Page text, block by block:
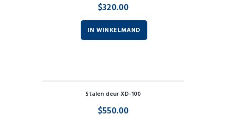
$320.00
IN WINKELMAND
Stalen deur XD-100
$550.00